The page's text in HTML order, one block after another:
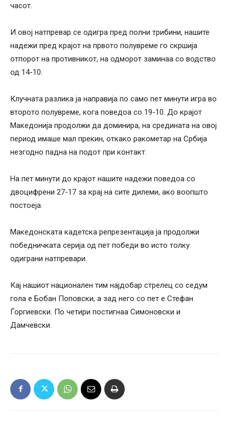
часот.
И овој натпревар се одигра пред полни трибини, нашите
надежи пред крајот на првото полувреме го скршија
отпорот на противникот, на одморот заминаа со водство
од 14-10.
Клучната разлика ја направија по само пет минути игра во
второто полувреме, кога поведоа со 19-10. До крајот
Македонија продолжи да доминира, на средината на овој
период имаше мал прекин, откако ракометар на Србија
незгодно падна на подот при контакт.
На пет минути до крајот нашите надежи поведоа со
двоцифрени 27-17 за крај на сите дилеми, ако воопшто
постоеја.
Македонската кадетска репрезентација ја продолжи
победничката серија од пет победи во исто толку
одиграни натпревари.
Кај нашиот национален тим најдобар стрелец со седум
гола е Бобан Поповски, а зад него со пет е Стефан
Ѓоргиевски. По четири постигнаа Симоновски и
Дамчевски.